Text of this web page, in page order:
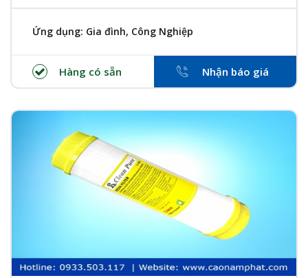
Ứng dụng: Gia đình, Công Nghiệp
Hàng có sẵn Nhận báo giá